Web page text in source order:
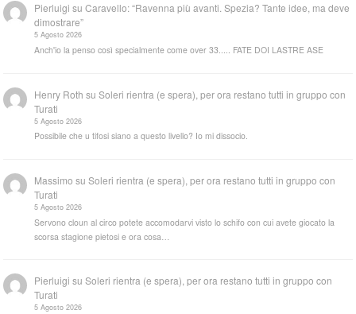
Pierluigi suCaravello: “Ravenna più avanti. Spezia? Tante idee, ma deve
dimostrare”
5 Agosto 2026
Anch'io la penso così specialmente come over 33..... FATE DOI LASTRE ASE
Henry Roth suSoleri rientra (e spera), per ora restano tutti in gruppo con
Turati
5 Agosto 2026
Possibile che u tifosi siano a questo livello? Io mi dissocio.
Massimo suSoleri rientra (e spera), per ora restano tutti in gruppo con
Turati
5 Agosto 2026
Servono cloun al circo potete accomodarvi visto lo schifo con cui avete giocato la
scorsa stagione pietosi e ora cosa…
Pierluigi suSoleri rientra (e spera), per ora restano tutti in gruppo con
Turati
5 Agosto 2026